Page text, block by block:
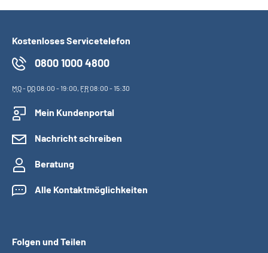
Kostenloses Servicetelefon
0800 1000 4800
MO- DO08:00 - 19:00, FR08:00 - 15:30
Mein Kundenportal
Nachricht schreiben
Beratung
Alle Kontaktmöglichkeiten
Folgen und Teilen